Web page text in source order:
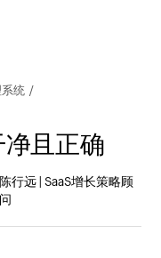
统 /
且正确
陈行远 | SaaS增长策略顾
问